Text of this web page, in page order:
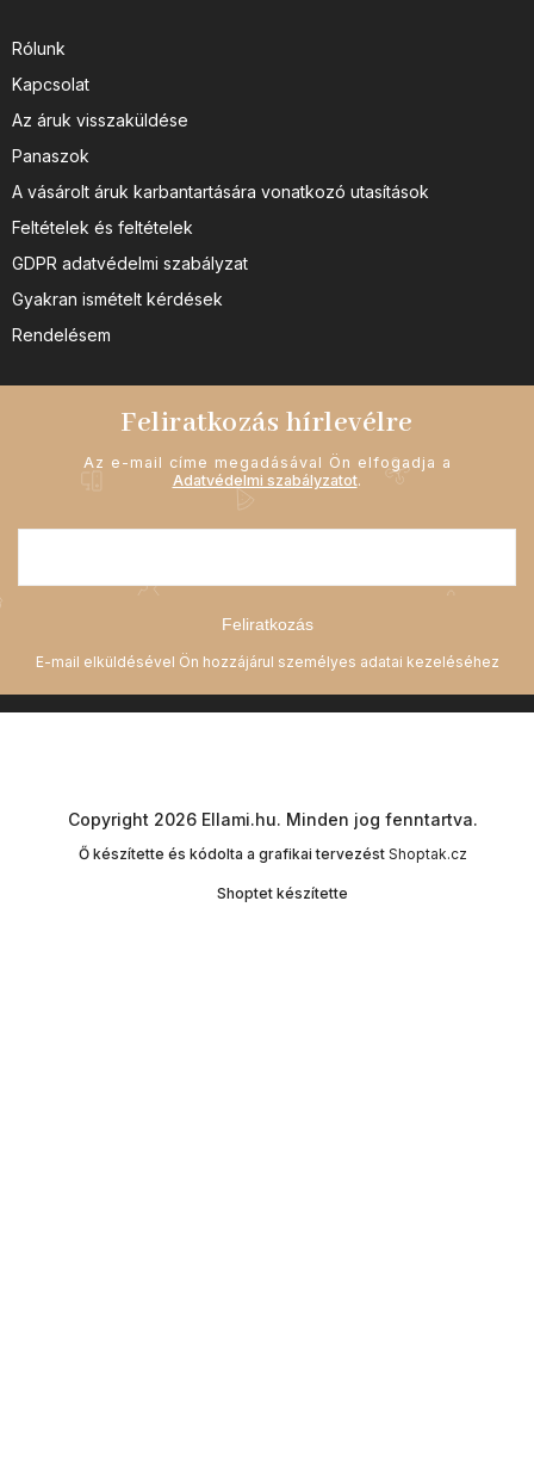
Rólunk
Kapcsolat
Az áruk visszaküldése
Panaszok
A vásárolt áruk karbantartására vonatkozó utasítások
Feltételek és feltételek
GDPR adatvédelmi szabályzat
Gyakran ismételt kérdések
Rendelésem
Feliratkozás hírlevélre
Az e-mail címe megadásával Ön elfogadja a
Adatvédelmi szabályzatot.
Feliratkozás
Shoptet készítette
Copyright 2026 Ellami.hu. Minden jog fenntartva.
Ő készítette és kódolta a grafikai tervezést Shoptak.cz